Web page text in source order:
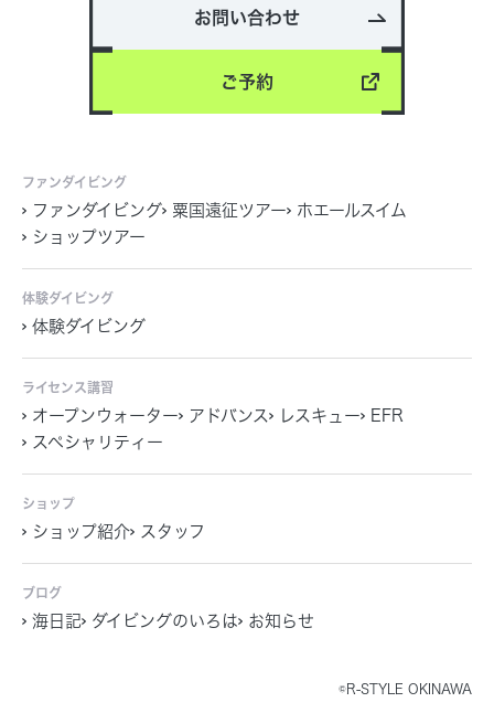
お問い合わせ
ご予約
ファンダイビング
ファンダイビング 粟国遠征ツアー
ホエールスイム
ショップツアー
体験ダイビング
体験ダイビング
ライセンス講習
オープンウォーター アドバンス レスキュー
EFR
スペシャリティー
ショップ
ショップ紹介 スタッフ
ブログ
海日記 ダイビングのいろは お知らせ
©R-STYLE OKINAWA